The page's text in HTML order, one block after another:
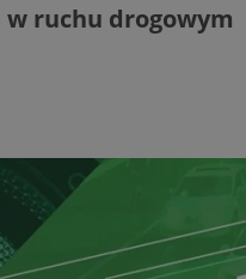
ruchu drogowym